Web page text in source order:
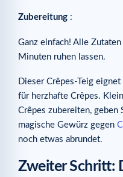
Zubereitung :
Ganz einfach! Alle
Minuten ruhen lassen.
Dieser Crêpes-Teig
für herzhafte Crêpes.
Crêpes zubereiten, geben
magische Gewürz gegen
noch etwas abrundet.
Zweiter Schritt: